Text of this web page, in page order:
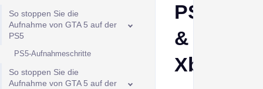
So stoppen Sie die
Aufnahme von GTA 5 auf der
PS5
PS5-Aufnahmeschritte
So stoppen Sie die
Aufnahme von GTA 5 auf der
PS
&
Xbox